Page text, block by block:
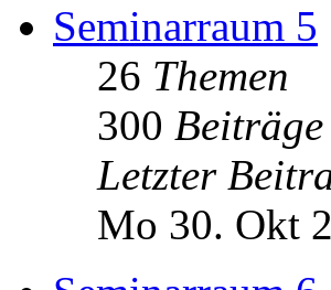
Seminarraum 5
26 Themen
300 Beiträge
Letzter
Mo 30. Okt